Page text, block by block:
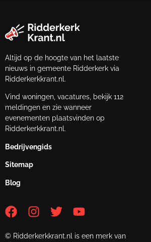
Altijd op de hoogte van het laatste
nieuws in gemeente Ridderkerk via
Ridderkerkkrant.nl.
Vind woningen, vacatures, bekijk 112
meldingen en zie wanneer
evenementen plaatsvinden op
Ridderkerkkrant.nl.
Bedrijvengids
Sitemap
Blog
© Ridderkerkkrant.nl is een merk van